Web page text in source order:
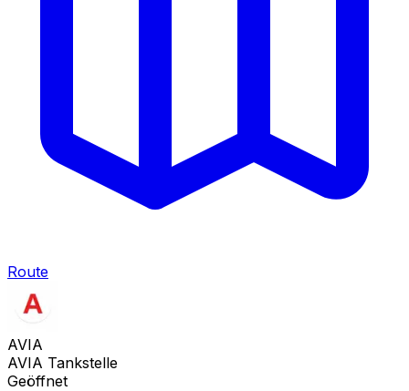
Route
AVIA
AVIA Tankstelle
Geöffnet